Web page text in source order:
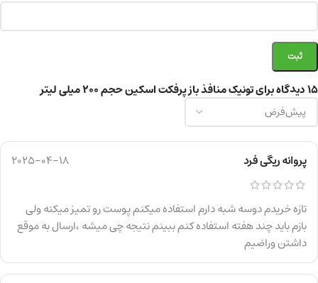
15 دیدگاه برای تونیک منافذ باز پرفکت اسکین حجم 200 میلی لیتر
پروانه ریگی فرد 2025-04-18
تازه خریدم دوسه شبه دارم استفاده میکنم پوست رو تمیز میکنه ولی
بازم باید چند هفته استفاده کنم ببینم نتیجه چی میشه ،ارسال به موقع
داشتن وراضیم